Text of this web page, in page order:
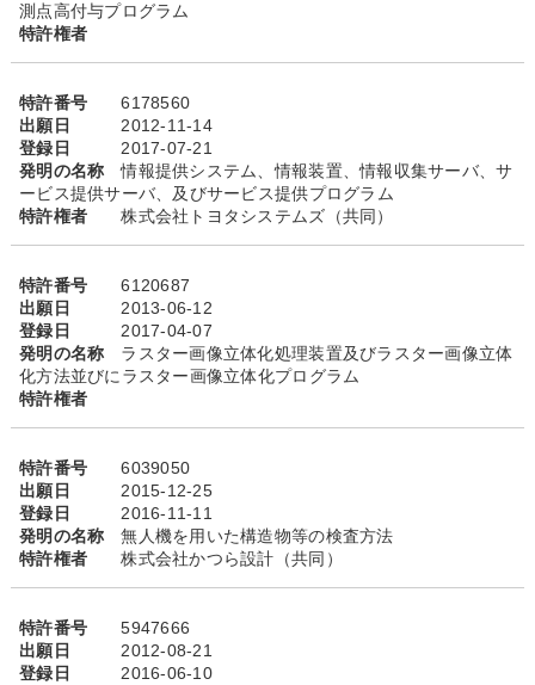
測点高付与プログラム
特許権者
特許番号
6178560
出願日
2012-11-14
登録日
2017-07-21
発明の名称
情報提供システム、情報装置、情報収集サーバ、サ
ービス提供サーバ、及びサービス提供プログラム
特許権者
株式会社トヨタシステムズ（共同）
特許番号
6120687
出願日
2013-06-12
登録日
2017-04-07
発明の名称
ラスター画像立体化処理装置及びラスター画像立体
化方法並びにラスター画像立体化プログラム
特許権者
特許番号
6039050
出願日
2015-12-25
登録日
2016-11-11
発明の名称
無人機を用いた構造物等の検査方法
特許権者
株式会社かつら設計（共同）
特許番号
5947666
出願日
2012-08-21
登録日
2016-06-10